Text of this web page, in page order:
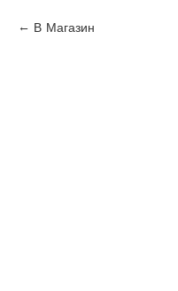
В Магазин